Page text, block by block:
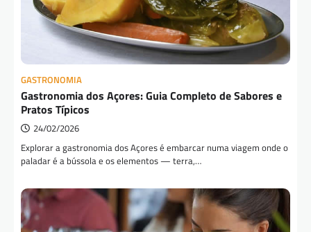
GASTRONOMIA
Gastronomia dos Açores: Guia Completo de Sabores e
Pratos Típicos
24/02/2026
Explorar a gastronomia dos Açores é embarcar numa viagem onde o
paladar é a bússola e os elementos — terra,…